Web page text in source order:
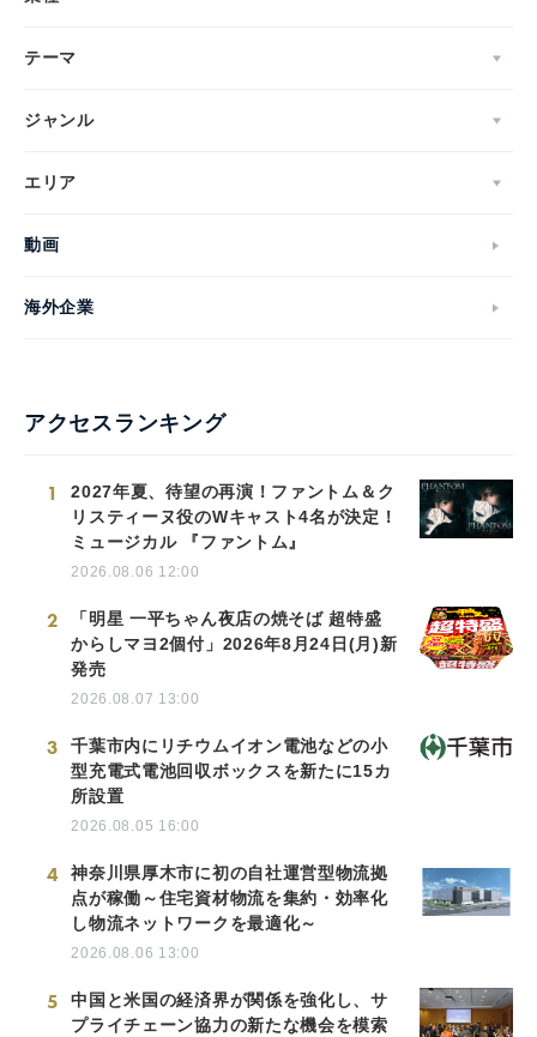
テーマ
ジャンル
エリア
動画
海外企業
アクセスランキング
1
2027年夏、待望の再演！ファントム＆ク
リスティーヌ役のWキャスト4名が決定！
ミュージカル 『ファントム』
2026.08.06 12:00
2
「明星 一平ちゃん夜店の焼そば 超特盛
からしマヨ2個付」2026年8月24日(月)新
発売
2026.08.07 13:00
3
千葉市内にリチウムイオン電池などの小
型充電式電池回収ボックスを新たに15カ
所設置
2026.08.05 16:00
4
神奈川県厚木市に初の自社運営型物流拠
点が稼働～住宅資材物流を集約・効率化
し物流ネットワークを最適化～
2026.08.06 13:00
5
中国と米国の経済界が関係を強化し、サ
プライチェーン協力の新たな機会を模索